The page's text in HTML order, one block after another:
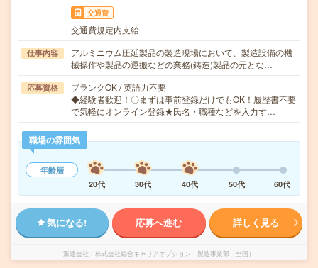
交通費
交通費規定内支給
仕事内容
アルミニウム圧延製品の製造現場において、製造設備の機
械操作や製品の運搬などの業務(鋳造)製品の元とな…
応募資格
ブランクOK / 英語力不要
◆経験者歓迎！〇まずは事前登録だけでもOK！履歴書不要
で気軽にオンライン登録★氏名・職種などを入力す…
職場の雰囲気
年齢層
20代
30代 40代 50代 60代
気になる! 応募へ進む 詳しく見る
派遣会社 株式会社綜合キャリアオプション 製造事業部（全国）